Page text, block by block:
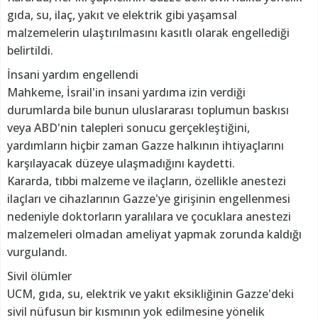
gıda, su, ilaç, yakıt ve elektrik gibi yaşamsal
malzemelerin ulaştırılmasını kasıtlı olarak engellediği
belirtildi.
İnsani yardım engellendi
Mahkeme, İsrail'in insani yardıma izin verdiği
durumlarda bile bunun uluslararası toplumun baskısı
veya ABD'nin talepleri sonucu gerçekleştiğini,
yardımların hiçbir zaman Gazze halkının ihtiyaçlarını
karşılayacak düzeye ulaşmadığını kaydetti.
Kararda, tıbbi malzeme ve ilaçların, özellikle anestezi
ilaçları ve cihazlarının Gazze'ye girişinin engellenmesi
nedeniyle doktorların yaralılara ve çocuklara anestezi
malzemeleri olmadan ameliyat yapmak zorunda kaldığı
vurgulandı.
Sivil ölümler
UCM, gıda, su, elektrik ve yakıt eksikliğinin Gazze'deki
sivil nüfusun bir kısmının yok edilmesine yönelik